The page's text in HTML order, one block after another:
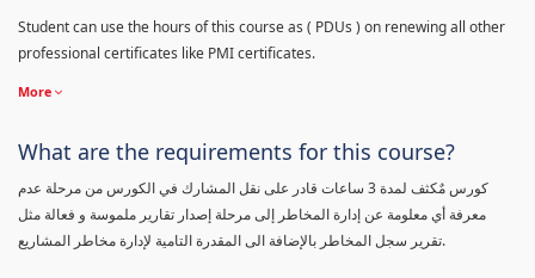
Student can use the hours of this course as ( PDUs ) on renewing all other
professional certificates like PMI certificates.
More
What are the requirements for this course?
كورس مٌكثف لمدة 3 ساعات قادر على نقل المشارك في الكورس من مرحلة عدم
معرفة أي معلومة عن إدارة المخاطر إلى مرحلة إصدار تقارير ملموسة و فعالة مثل
تقرير سجل المخاطر بالإضافة الى المقدرة التامية لإدارة مخاطر المشاريع.